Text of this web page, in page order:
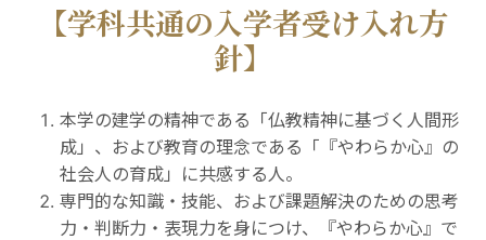
【学科共通の入学者受け入れ方
針】
本学の建学の精神である「仏教精神に基づく人間形
成」、および教育の理念である「『やわらか心』の
社会人の育成」に共感する人。
専門的な知識・技能、および課題解決のための思考
力・判断力・表現力を身につけ、『やわらか心』で